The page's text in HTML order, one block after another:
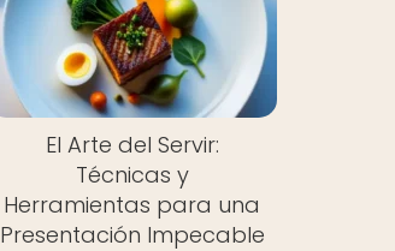
El Arte del Servir:
Técnicas y
Herramientas para una
Presentación Impecable